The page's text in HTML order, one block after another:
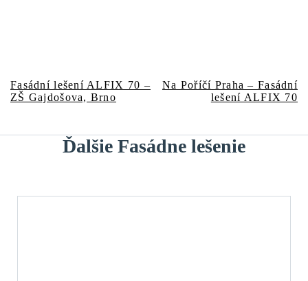
Navigácia
článku
Predchádzajúci
článok:
Fasádní lešení ALFIX 70 –
ZŠ Gajdošova, Brno
Nasledujúci
Na Poříčí Praha – Fasádní
lešení ALFIX 70
Ďalšie Fasádne lešenie